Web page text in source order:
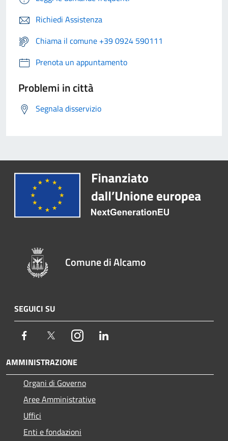
Richiedi Assistenza
Chiama il comune +39 0924 590111
Prenota un appuntamento
Problemi in città
Segnala disservizio
Comune di Alcamo
SEGUICI SU
Facebook TwitterInstagram
AMMINISTRAZIONE
Organi di Governo
Aree Amministrative
Uffici
Enti e fondazioni